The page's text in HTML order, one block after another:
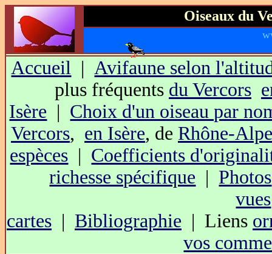
Oiseaux du
Accueil |Avifaune selon
plus fréquents du Vercors
Isère | Choix d'un oiseau par
Vercors, en Isère, de Rhône-
espèces | Coefficients
richesse spécifique | Photos
vues
cartes | Bibliographie | Liens
vos